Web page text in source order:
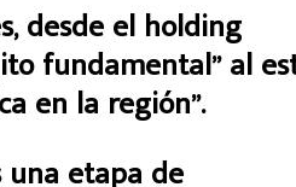
desde el holding
fundamental” al
en la región”.
etapa de